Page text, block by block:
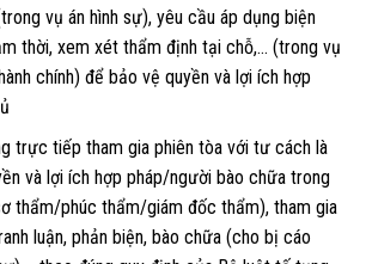
vụ án hình sự), yêu cầu áp dụng biện
thời, xem xét thẩm định tại chỗ,… (trong vụ
chính) để bảo vệ quyền và lợi ích hợp
trực tiếp tham gia phiên tòa với tư cách là
và lợi ích hợp pháp/người bào chữa trong
thẩm/phúc thẩm/giám đốc thẩm), tham gia
luận, phản biện, bào chữa (cho bị cáo